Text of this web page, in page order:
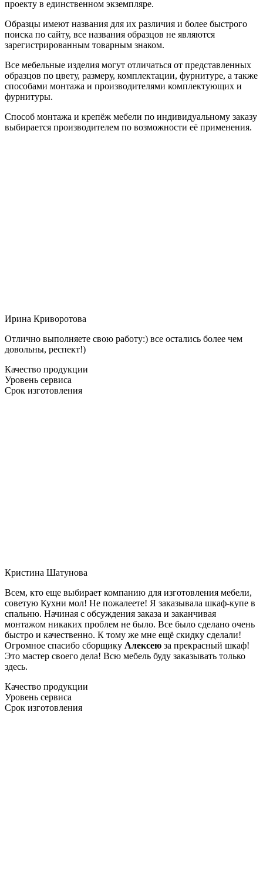
проекту в единственном экземпляре.
Образцы имеют названия для их различия и более быстрого
поиска по сайту, все названия образцов не являются
зарегистрированным товарным знаком.
Все мебельные изделия могут отличаться от представленных
образцов по цвету, размеру, комплектации, фурнитуре, а также
способами монтажа и производителями комплектующих и
фурнитуры.
Способ монтажа и крепёж мебели по индивидуальному заказу
выбирается производителем по возможности её применения.
Ирина Криворотова
Отлично выполняете свою работу:) все остались более чем
довольны, респект!)
Качество продукции
Уровень сервиса
Срок изготовления
Кристина Шатунова
Всем, кто еще выбирает компанию для изготовления мебели,
советую Кухни мол! Не пожалеете! Я заказывала шкаф-купе в
спальню. Начиная с обсуждения заказа и заканчивая
монтажом никаких проблем не было. Все было сделано очень
быстро и качественно. К тому же мне ещё скидку сделали!
Огромное спасибо сборщику Алексею за прекрасный шкаф!
Это мастер своего дела! Всю мебель буду заказывать только
здесь.
Качество продукции
Уровень сервиса
Срок изготовления